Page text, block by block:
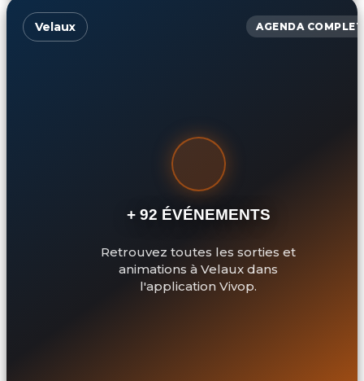
Velaux AGENDA COMPLET
+ 92 ÉVÉNEMENTS
Retrouvez toutes les sorties et
animations à Velaux dans
l'application Vivop.